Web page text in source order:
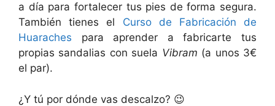
a día para fortalecer tus pies de forma segura.
También tienes el Curso de Fabricación de
Huaraches para aprender a fabricarte tus
propias sandalias con suela Vibram (a unos 3€
el par).
¿Y tú por dónde vas descalzo? 😉